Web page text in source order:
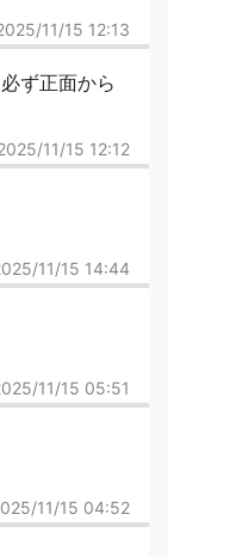
11/15 12:13
ず正面から
11/15 12:12
11/15 14:44
11/15 05:51
11/15 04:52